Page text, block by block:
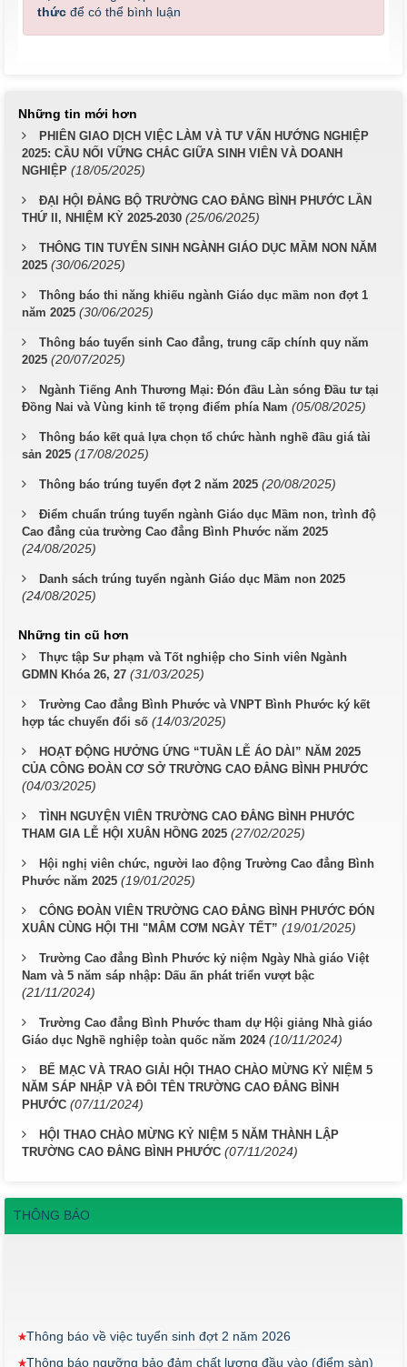
thức để có thể bình luận
Những tin mới hơn
PHIÊN GIAO DỊCH VIỆC LÀM VÀ TƯ VẤN HƯỚNG NGHIỆP
2025: CẦU NỐI VỮNG CHẮC GIỮA SINH VIÊN VÀ DOANH
NGHIỆP (18/05/2025)
ĐẠI HỘI ĐẢNG BỘ TRƯỜNG CAO ĐẲNG BÌNH PHƯỚC LẦN
THỨ II, NHIỆM KỲ 2025-2030 (25/06/2025)
THÔNG TIN TUYỂN SINH NGÀNH GIÁO DỤC MẦM NON NĂM
2025 (30/06/2025)
Thông báo thi năng khiếu ngành Giáo dục mầm non đợt 1
năm 2025 (30/06/2025)
Thông báo tuyển sinh Cao đẳng, trung cấp chính quy năm
2025 (20/07/2025)
Ngành Tiếng Anh Thương Mại: Đón đầu Làn sóng Đầu tư tại
Đồng Nai và Vùng kinh tế trọng điểm phía Nam (05/08/2025)
Thông báo kết quả lựa chọn tổ chức hành nghề đầu giá tài
sản 2025 (17/08/2025)
Thông báo trúng tuyển đợt 2 năm 2025 (20/08/2025)
Điểm chuẩn trúng tuyển ngành Giáo dục Mầm non, trình độ
Cao đẳng của trường Cao đẳng Bình Phước năm 2025
(24/08/2025)
Danh sách trúng tuyển ngành Giáo dục Mầm non 2025
(24/08/2025)
Những tin cũ hơn
Thực tập Sư phạm và Tốt nghiệp cho Sinh viên Ngành
GDMN Khóa 26, 27 (31/03/2025)
Trường Cao đẳng Bình Phước và VNPT Bình Phước ký kết
hợp tác chuyển đổi số (14/03/2025)
HOẠT ĐỘNG HƯỞNG ỨNG “TUẦN LỄ ÁO DÀI” NĂM 2025
CỦA CÔNG ĐOÀN CƠ SỞ TRƯỜNG CAO ĐẲNG BÌNH PHƯỚC
(04/03/2025)
TÌNH NGUYỆN VIÊN TRƯỜNG CAO ĐẲNG BÌNH PHƯỚC
THAM GIA LỄ HỘI XUÂN HỒNG 2025 (27/02/2025)
Hội nghị viên chức, người lao động Trường Cao đẳng Bình
Phước năm 2025 (19/01/2025)
CÔNG ĐOÀN VIÊN TRƯỜNG CAO ĐẲNG BÌNH PHƯỚC ĐÓN
XUÂN CÙNG HỘI THI "MÂM CƠM NGÀY TẾT” (19/01/2025)
Trường Cao đẳng Bình Phước kỷ niệm Ngày Nhà giáo Việt
Nam và 5 năm sáp nhập: Dấu ấn phát triển vượt bậc
(21/11/2024)
Trường Cao đẳng Bình Phước tham dự Hội giảng Nhà giáo
Giáo dục Nghề nghiệp toàn quốc năm 2024 (10/11/2024)
BẾ MẠC VÀ TRAO GIẢI HỘI THAO CHÀO MỪNG KỶ NIỆM 5
NĂM SÁP NHẬP VÀ ĐÔI TÊN TRƯỜNG CAO ĐẲNG BÌNH
PHƯỚC (07/11/2024)
HỘI THAO CHÀO MỪNG KỶ NIỆM 5 NĂM THÀNH LẬP
TRƯỜNG CAO ĐẲNG BÌNH PHƯỚC (07/11/2024)
THÔNG BÁO
Thông báo ngưỡng bảo đảm chất lượng đầu vào (điểm sàn)